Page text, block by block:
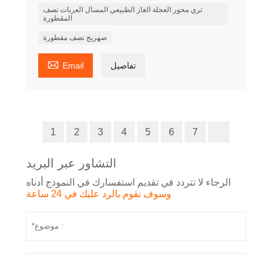
تري محور العجلة الغاز الطبيعي المسال العربات نصف
المقطورة
صهريج نصف مقطورة
 Email تفاصيل
1 2 3 4 5 6 7
التشاور عبر البريد
الرجاء لا تتردد في تقديم استفسارك في النموذج أدناه
وسوف نقوم بالرد عليك في 24 ساعة